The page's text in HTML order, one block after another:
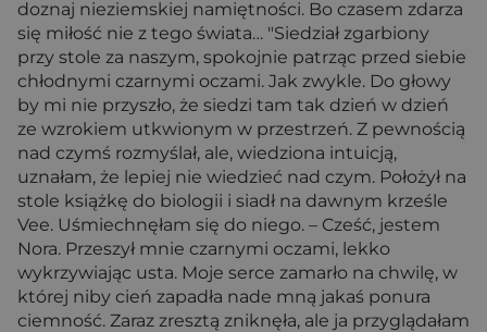
doznaj nieziemskiej namiętności. Bo czasem zdarza
się miłość nie z tego świata… "Siedział zgarbiony
przy stole za naszym, spokojnie patrząc przed siebie
chłodnymi czarnymi oczami. Jak zwykle. Do głowy
by mi nie przyszło, że siedzi tam tak dzień w dzień
ze wzrokiem utkwionym w przestrzeń. Z pewnością
nad czymś rozmyślał, ale, wiedziona intuicją,
uznałam, że lepiej nie wiedzieć nad czym. Położył na
stole książkę do biologii i siadł na dawnym krześle
Vee. Uśmiechnęłam się do niego. – Cześć, jestem
Nora. Przeszył mnie czarnymi oczami, lekko
wykrzywiając usta. Moje serce zamarło na chwilę, w
której niby cień zapadła nade mną jakaś ponura
ciemność. Zaraz zresztą zniknęła, ale ja przyglądałam